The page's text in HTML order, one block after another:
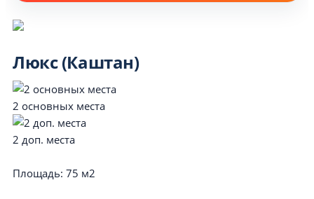
Люкс (Каштан)
2 основных места
2 доп. места
Площадь: 75 м2